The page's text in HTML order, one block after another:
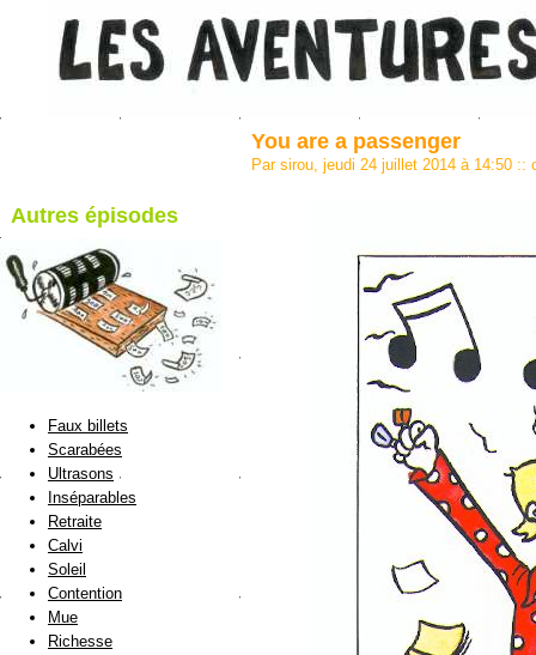
blog de Sirou
You are a passenger
Par sirou, jeudi 24 juillet 2014 à 14:50 ::
Autres épisodes
Faux billets
Scarabées
Ultrasons
Inséparables
Retraite
Calvi
Soleil
Contention
Mue
Richesse